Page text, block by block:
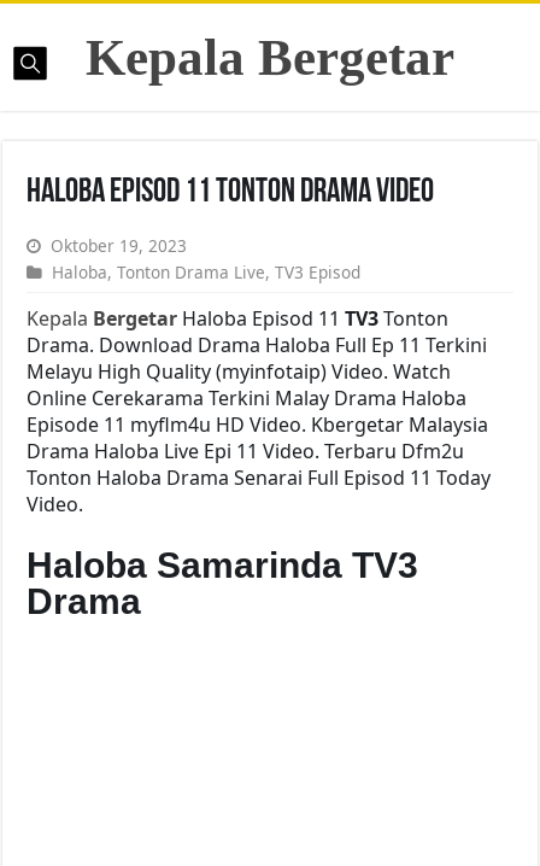
Kepala Bergetar
Haloba Episod 11 Tonton Drama Video
Oktober 19, 2023
Haloba,Tonton Drama Live,TV3 Episod
Kepala Bergetar Haloba Episod 11TV3Tonton
Drama. Download Drama Haloba Full Ep 11 Terkini
Melayu High Quality (myinfotaip) Video. Watch
Online Cerekarama Terkini Malay Drama Haloba
Episode 11 myflm4u HD Video. Kbergetar Malaysia
Drama Haloba Live Epi 11 Video. Terbaru Dfm2u
Tonton Haloba Drama Senarai Full Episod 11 Today
Video.
Haloba Samarinda TV3
Drama